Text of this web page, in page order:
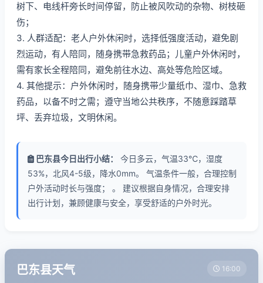
树下、电线杆旁长时间停留，防止被风吹动的杂物、树枝砸
伤；
3. 人群适配：老人户外休闲时，选择低强度活动，避免剧
烈运动，有人陪同，随身携带急救药品；儿童户外休闲时，
需有家长全程陪同，避免前往水边、高处等危险区域。
4. 其他提示：户外休闲时，随身携带少量纸巾、湿巾、急救
药品，以备不时之需；遵守当地公共秩序，不随意踩踏草
坪、丢弃垃圾，文明休闲。
巴东县今日出行小结：
今日多云，气温33℃，湿度
53%，北风4-5级，降水0mm。 气温条件一般，合理控制
户外活动时长与强度； 。 建议根据自身情况，合理安排
出行计划，兼顾健康与安全，享受舒适的户外时光。
巴东县天气 16:00